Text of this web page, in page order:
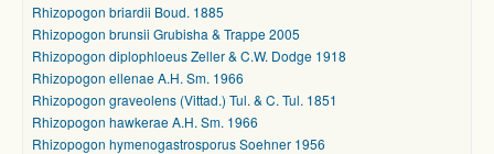
Rhizopogon briardii Boud. 1885
Rhizopogon brunsii Grubisha & Trappe 2005
Rhizopogon diplophloeus Zeller & C.W. Dodge 1918
Rhizopogon ellenae A.H. Sm. 1966
Rhizopogon graveolens (Vittad.) Tul. & C. Tul. 1851
Rhizopogon hawkerae A.H. Sm. 1966
Rhizopogon hymenogastrosporus Soehner 1956